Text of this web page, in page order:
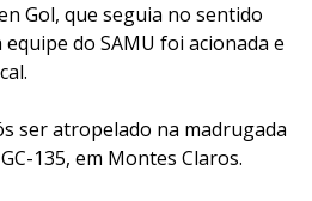
Gol, que seguia no sentido
do SAMU foi acionada e
ser atropelado na madrugada
135, em Montes Claros.